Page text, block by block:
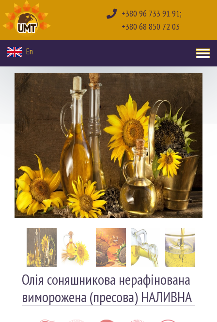
+380 96 733 91 91;
+380 68 850 72 03
En
Олія соняшникова нерафінована
виморожена (пресова) НАЛИВНА